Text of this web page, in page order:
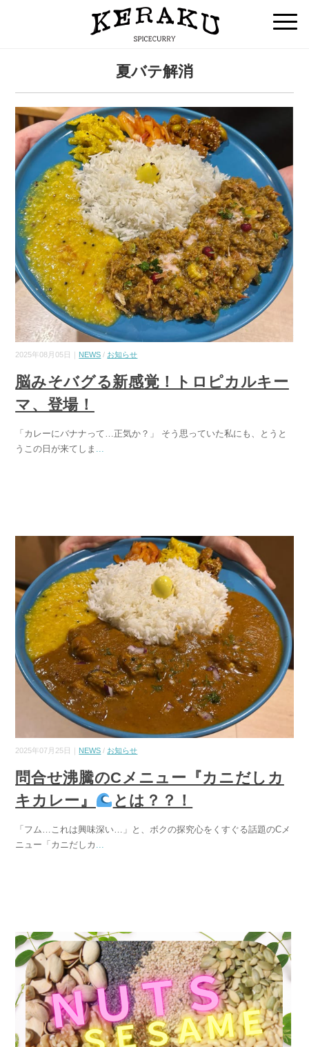
夏バテ解消
2025年08月05日｜ NEWS / お知らせ
脳みそバグる新感覚！トロピカルキー
マ、登場！
「カレーにバナナって…正気か？」 そう思っていた私にも、とうと
うこの日が来てしま
2025年07月25日｜ NEWS / お知らせ
問合せ沸騰のCメニュー『カニだしカ
キカレー』
とは？？！
「フム…これは興味深い…」と、ボクの探究心をくすぐる話題のCメ
ニュー「カニだしカ